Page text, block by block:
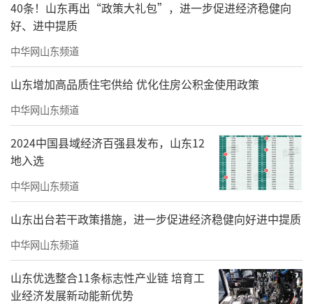
随着文化视界之旅缓缓落下帷幕，董事长
梁洪文与艺术家赵孟君合影留念，以镜头定格
难忘珍贵的相聚。无论是现场挥毫，还是走近
绘画面对面的交谈，都让我们与彼此、与艺术
更近，我们共同期盼着与旅德艺术家赵孟君的
40条！山东再出“政策大礼包”，进一步促进经济稳健向
好、进中提质
中华网山东频道
山东增加高品质住宅供给 优化住房公积金使用政策
中华网山东频道
2024中国县域经济百强县发布，山东12
地入选
中华网山东频道
山东出台若干政策措施，进一步促进经济稳健向好进中提质
中华网山东频道
山东优选整合11条标志性产业链 培育工
业经济发展新动能新优势